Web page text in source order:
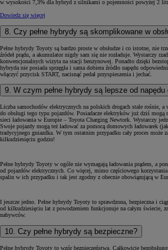
w wysokości 7,3% dla hybryd z silnikami o pojemności powyżej 2
Dowiedz się więcej
8. Czy pełne hybrydy są skomplikowane w
Pełne hybrydy Toyoty są bardzo proste w obsłudze i co istotne, nie
źródeł prądu, a akumulator nigdy sam się nie rozładuje. Wystarczy
konwencjonalnych wizyta na stacji benzynowej. Ponadto dzięki
hybryda nie posiada sprzęgła i sama dobiera źródło napędu
włączyć przycisk START, nacisnąć pedał przyspieszenia i jechać.
9. W czym pełne hybrydy są lepsze od
Liczba samochodów elektrycznych na polskich drogach stale rośnie,
do obsługi tego typu pojazdów. Posiadacze elektryków już dziś mogą
sieci ładowania w Europie – Toyota Charging Newtork. Wystarczy
Swoje pojazdy mogą też ładować za pomocą domowych ładowarek
tradycyjnego gniazdka. W tym ostatnim przypadku cały proces może
kilkudziesięciu godzin!
Pełne hybrydy Toyoty w ogóle nie wymagają ładowania prądem, a
od pojazdów elektrycznych. Co więcej, mimo częściowego
spalin w ich przypadku i tak jest zgodny z obecnie obowiązującą w
I jeszcze jedno. Pełne hybrydy Toyoty to sprawdzona, bezpieczna i
od kilkudziesięciu lat z powodzeniem funkcjonuje na całym świecie,
nabywców.
10. Czy pełne hybrydy są bezpieczne?
Pełne hybrydy Toyoty to wzór bezpieczeństwa. Całkowicie